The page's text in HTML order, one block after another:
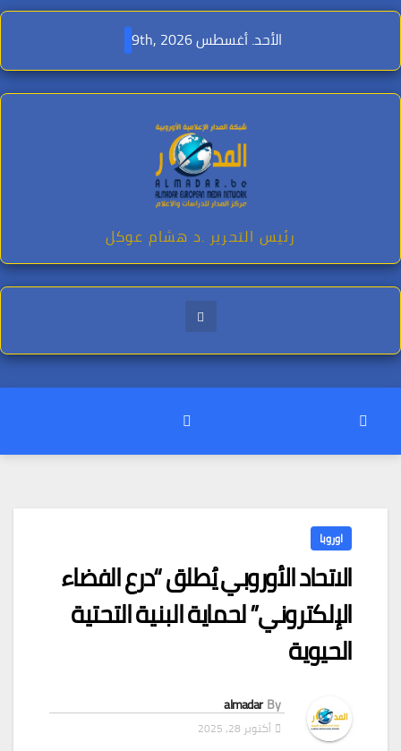
Skip
content
الأحد. أغسطس 9th, 2026
رئيس التحرير .د هشام عوكل
اوروبا
الاتحاد الأوروبي يُطلق “درع الفضاء
الإلكتروني” لحماية البنية التحتية
الحيوية
By
almadar
أكتوبر 28, 2025